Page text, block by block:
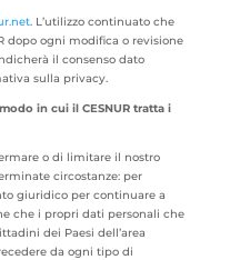
. L’utilizzo continuato che
dopo ogni modifica o revisione
il consenso dato
sulla privacy.
in cui il CESNUR tratta i
o di limitare il nostro
circostanze: per
giuridico per continuare a
che i propri dati personali che
dei Paesi dell’area
da ogni tipo di